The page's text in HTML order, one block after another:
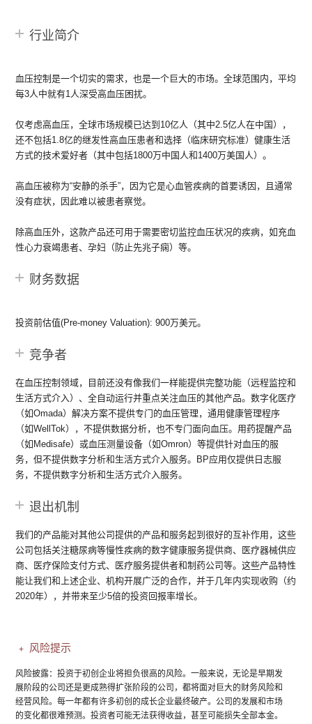
行业简介
血压控制是一个切实的需求，也是一个巨大的市场。全球范围内，平均
每3人中就有1人深受高血压困扰。
仅考虑高血压，全球市场规模已达到10亿人（其中2.5亿人在中国），
还不包括1.8亿的继发性高血压患者和选择（临床研究标准）健康生活
方式的技术爱好者（其中包括1800万中国人和1400万美国人）。
高血压被称为“安静的杀手”，因为它是心血管疾病的首要诱因，且通常
没有症状，因此难以被患者察觉。
除高血压外，这款产品还可用于需要密切监控血压状况的疾病，如充血
性心力衰竭患者、孕妇（防止先兆子痫）等。
财务数据
投资前估值(Pre-money Valuation): 900万美元。
竞争者
在血压控制领域，目前还没有像我们一样能提供完整功能（远程监控和
生活方式介入）、全自动运行并重点关注血压的其他产品。数字化医疗
（如Omada）解决方案不提供专门的血压管理，通用健康管理程序
（如WellTok），不提供数据分析，也不专门面向血压。用药提醒产品
（如Medisafe）或血压测量设备（如Omron）等提供针对血压的服
务，但不提供数字分析和生活方式介入服务。BP应用仅提供日志服
务，不提供数字分析和生活方式介入服务。
退出机制
我们的产品能对其他公司提供的产品和服务起到很好的互补作用，这些
公司包括关注糖尿病等慢性疾病的数字健康服务提供商、医疗器械供应
商、医疗保险支付方式、医疗服务提供者和制药公司等。这些产品特性
能让我们和上述企业、机构开展广泛的合作，并于几年内实现收购（约
2020年），并带来至少5倍的投资回报率增长。
风险提示
风险披露：投资于初创企业将担负很高的风险。一般来说，无论是早期发
展阶段的公司还是更成熟得扩张阶段的公司，都将面对巨大的财务风险和
经营风险。每一年都有许多初创的成长企业最终破产。公司的发展和市场
的变化都很难预测。投资者可能无法获得收益，甚至可能损失全部本金。